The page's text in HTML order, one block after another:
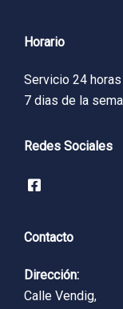
Horario
Servicio 24 horas
7 dias de la
Redes Sociales
Contacto
Dirección:
Calle Vendig,